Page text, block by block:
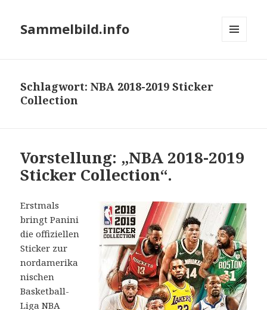
Sammelbild.info
Schlagwort:NBA 2018-2019 Sticker
Collection
Vorstellung: „NBA 2018-2019
Sticker Collection“.
Erstmals
bringt Panini
die offiziellen
Sticker zur
nordamerika
nischen
Basketball-
Liga NBA